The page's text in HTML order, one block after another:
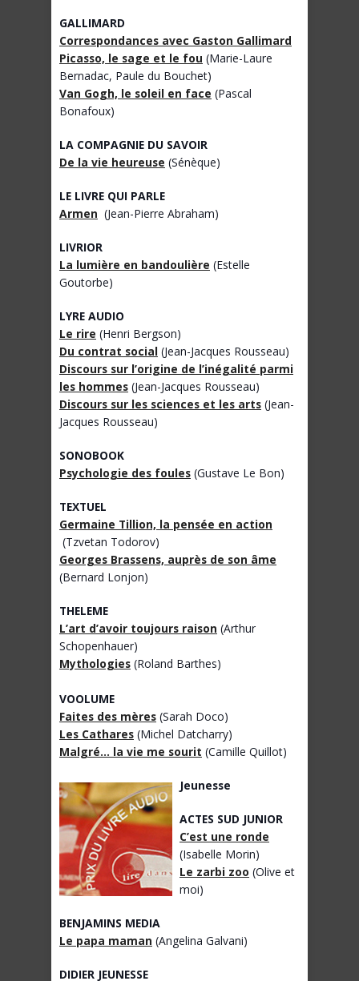
GALLIMARD
Correspondances avec Gaston Gallimard
Picasso, le sage et le fou (Marie-Laure
Bernadac, Paule du Bouchet)
Van Gogh, le soleil en face (Pascal
Bonafoux)
LA COMPAGNIE DU SAVOIR
De la vie heureuse (Sénèque)
LE LIVRE QUI PARLE
Armen (Jean-Pierre Abraham)
LIVRIOR
La lumière en bandoulière (Estelle
Goutorbe)
LYRE AUDIO
Le rire (Henri Bergson)
Du contrat social (Jean-Jacques Rousseau)
Discours sur l’origine de l’inégalité parmi
les hommes (Jean-Jacques Rousseau)
Discours sur les sciences et les arts (Jean-
Jacques Rousseau)
SONOBOOK
Psychologie des foules (Gustave Le Bon)
TEXTUEL
Germaine Tillion, la pensée en action
(Tzvetan Todorov)
Georges Brassens, auprès de son âme
(Bernard Lonjon)
THELEME
L’art d’avoir toujours raison (Arthur
Schopenhauer)
Mythologies (Roland Barthes)
VOOLUME
Faites des mères (Sarah Doco)
Les Cathares (Michel Datcharry)
Malgré… la vie me sourit (Camille Quillot)
Jeunesse
ACTES SUD JUNIOR
C’est une ronde
(Isabelle Morin)
Le zarbi zoo (Olive et
moi)
BENJAMINS MEDIA
Le papa maman (Angelina Galvani)
DIDIER JEUNESSE